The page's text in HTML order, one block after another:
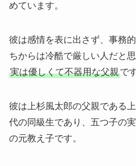
めています。
彼は感情を表に出さず、事務
ちからは冷酷で厳しい人だと
実は優しくて不器用な父親で
彼は上杉風太郎の父親である
代の同級生であり、五つ子の
の元教え子です。